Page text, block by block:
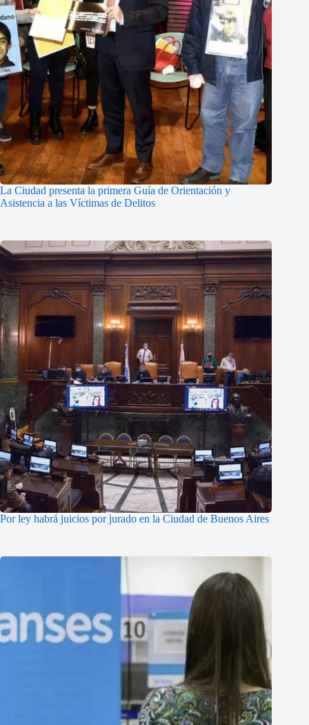
La Ciudad presenta la primera Guía de Orientación y
Asistencia a las Víctimas de Delitos
Por ley habrá juicios por jurado en la Ciudad de Buenos Aires